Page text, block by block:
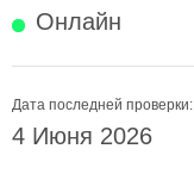
Онлайн
Дата последней проверки:
4 Июня 2026